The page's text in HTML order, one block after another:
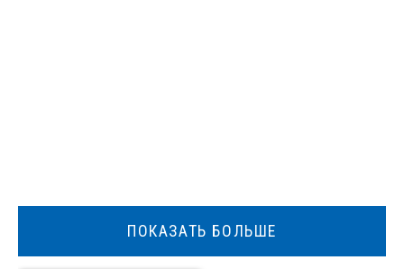
ПОКАЗАТЬ БОЛЬШЕ